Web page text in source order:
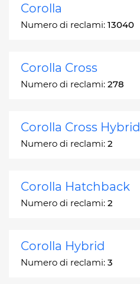
Corolla
Numero di reclami: 13040
Corolla Cross
Numero di reclami: 278
Corolla Cross Hybrid
Numero di reclami: 2
Corolla Hatchback
Numero di reclami: 2
Corolla Hybrid
Numero di reclami: 3